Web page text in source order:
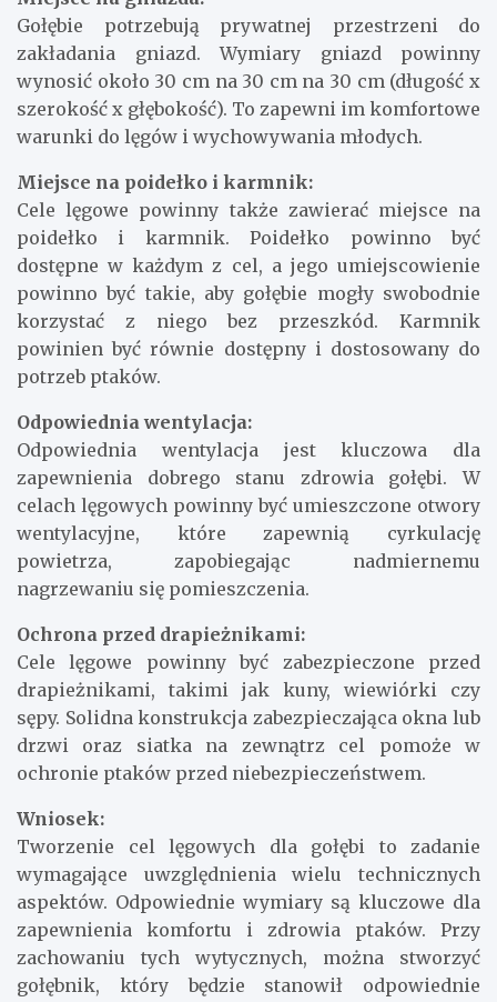
ptaków.
Miejsce na gniazda:
Gołębie potrzebują prywatnej przestrzeni do
zakładania gniazd. Wymiary gniazd powinny
wynosić około 30 cm na 30 cm na 30 cm (długość x
warunki do lęgów i wychowywania młodych.
Miejsce na poidełko i karmnik:
Cele lęgowe powinny także zawierać miejsce na
poidełko i karmnik. Poidełko powinno być
dostępne w każdym z cel, a jego umiejscowienie
powinno być takie, aby gołębie mogły swobodnie
korzystać z niego bez przeszkód. Karmnik
potrzeb ptaków.
Odpowiednia wentylacja:
Odpowiednia wentylacja jest kluczowa dla
zapewnienia dobrego stanu zdrowia gołębi. W
celach lęgowych powinny być umieszczone otwory
wentylacyjne, które zapewnią cyrkulację
nagrzewaniu się pomieszczenia.
Ochrona przed drapieżnikami:
Cele lęgowe powinny być zabezpieczone przed
drapieżnikami, takimi jak kuny, wiewiórki czy
sępy. Solidna konstrukcja zabezpieczająca okna lub
ochronie ptaków przed niebezpieczeństwem.
Wniosek:
Tworzenie cel lęgowych dla gołębi to zadanie
wymagające uwzględnienia wielu technicznych
aspektów. Odpowiednie wymiary są kluczowe dla
zapewnienia komfortu i zdrowia ptaków. Przy